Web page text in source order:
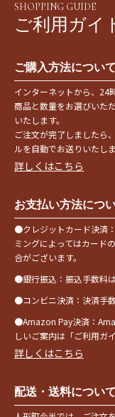
SHOPPING GUIDE
ご利用ガイ
ご購入方法について
インターネットから、24
商品と数量をお選びいた
いたします。
ご注文が完了しましたら
ルを自動でお送りいたしま
詳しくはこちら
お支払い方法につ
●クレジットカード決済
ミングによってはカード
合がございます。
●銀行振込：振込手数料
●コンビニ決済：決済手
●Amazon Pay決済：
しいご案内は「ご利用ガ
詳しくはこちら
配送・送料について